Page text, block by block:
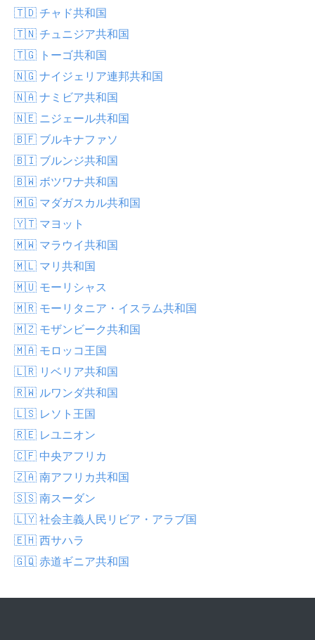
🇹🇩 チャド共和国
🇹🇳 チュニジア共和国
🇹🇬 トーゴ共和国
🇳🇬 ナイジェリア連邦共和国
🇳🇦 ナミビア共和国
🇳🇪 ニジェール共和国
🇧🇫 ブルキナファソ
🇧🇮 ブルンジ共和国
🇧🇼 ボツワナ共和国
🇲🇬 マダガスカル共和国
🇾🇹 マヨット
🇲🇼 マラウイ共和国
🇲🇱 マリ共和国
🇲🇺 モーリシャス
🇲🇷 モーリタニア・イスラム共和国
🇲🇿 モザンビーク共和国
🇲🇦 モロッコ王国
🇱🇷 リベリア共和国
🇷🇼 ルワンダ共和国
🇱🇸 レソト王国
🇷🇪 レユニオン
🇨🇫 中央アフリカ
🇿🇦 南アフリカ共和国
🇸🇸 南スーダン
🇱🇾 社会主義人民リビア・アラブ国
🇪🇭 西サハラ
🇬🇶 赤道ギニア共和国